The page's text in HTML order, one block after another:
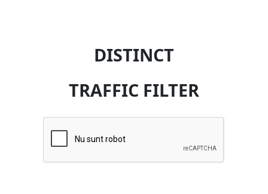
DISTINCT
TRAFFIC FILTER